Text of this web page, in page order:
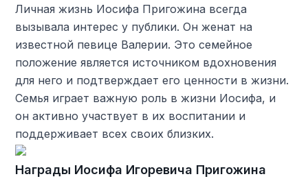
Личная жизнь Иосифа Пригожина всегда
вызывала интерес у публики. Он женат на
известной певице Валерии. Это семейное
положение является источником вдохновения
для него и подтверждает его ценности в жизни.
Семья играет важную роль в жизни Иосифа, и
он активно участвует в их воспитании и
поддерживает всех своих близких.
Награды Иосифа Игоревича Пригожина